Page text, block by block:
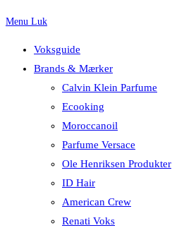
Menu Luk
Voksguide
Brands & Mærker
Calvin Klein Parfume
Ecooking
Moroccanoil
Parfume Versace
Ole Henriksen Produkter
ID Hair
American Crew
Renati Voks